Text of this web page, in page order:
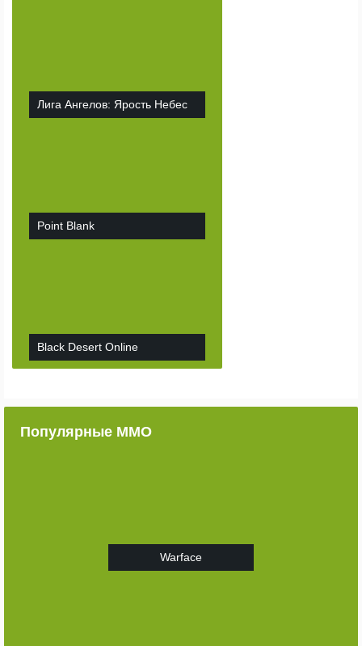
Лига Ангелов: Ярость Небес
Point Blank
Black Desert Online
Популярные ММО
Warface